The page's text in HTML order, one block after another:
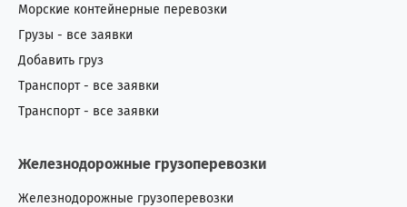
Морские контейнерные перевозки
Грузы - все заявки
Добавить груз
Транспорт - все заявки
Транспорт - все заявки
Железнодорожные грузоперевозки
Железнодорожные грузоперевозки